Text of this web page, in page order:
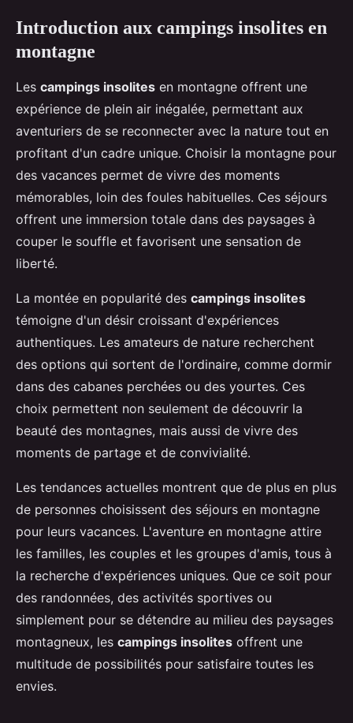
Introduction aux campings insolites en
montagne
Les campings insolites en montagne offrent une
expérience de plein air inégalée, permettant aux
aventuriers de se reconnecter avec la nature tout en
profitant d'un cadre unique. Choisir la montagne pour
des vacances permet de vivre des moments
mémorables, loin des foules habituelles. Ces séjours
offrent une immersion totale dans des paysages à
couper le souffle et favorisent une sensation de
liberté.
La montée en popularité des campings insolites
témoigne d'un désir croissant d'expériences
authentiques. Les amateurs de nature recherchent
des options qui sortent de l'ordinaire, comme dormir
dans des cabanes perchées ou des yourtes. Ces
choix permettent non seulement de découvrir la
beauté des montagnes, mais aussi de vivre des
moments de partage et de convivialité.
Les tendances actuelles montrent que de plus en plus
de personnes choisissent des séjours en montagne
pour leurs vacances. L'aventure en montagne attire
les familles, les couples et les groupes d'amis, tous à
la recherche d'expériences uniques. Que ce soit pour
des randonnées, des activités sportives ou
simplement pour se détendre au milieu des paysages
montagneux, les campings insolites offrent une
multitude de possibilités pour satisfaire toutes les
envies.